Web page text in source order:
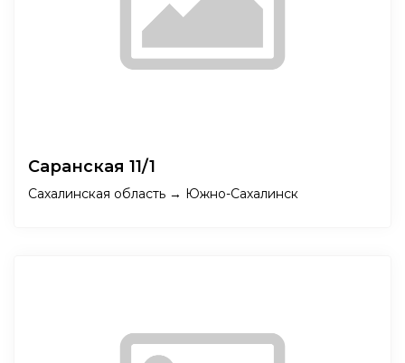
Саранская 11/1
Сахалинская область → Южно-Сахалинск